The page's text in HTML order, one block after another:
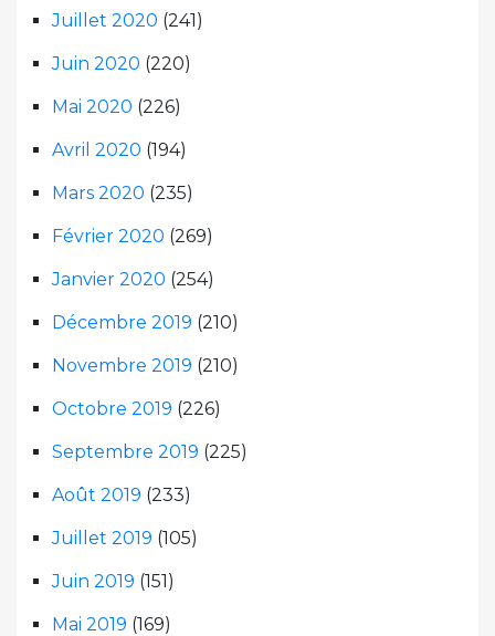
Juillet 2020 (241)
Juin 2020 (220)
Mai 2020 (226)
Avril 2020 (194)
Mars 2020 (235)
Février 2020 (269)
Janvier 2020 (254)
Décembre 2019 (210)
Novembre 2019 (210)
Octobre 2019 (226)
Septembre 2019 (225)
Août 2019 (233)
Juillet 2019 (105)
Juin 2019 (151)
Mai 2019 (169)